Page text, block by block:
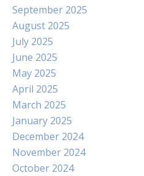
September 2025
August 2025
July 2025
June 2025
May 2025
April 2025
March 2025
January 2025
December 2024
November 2024
October 2024